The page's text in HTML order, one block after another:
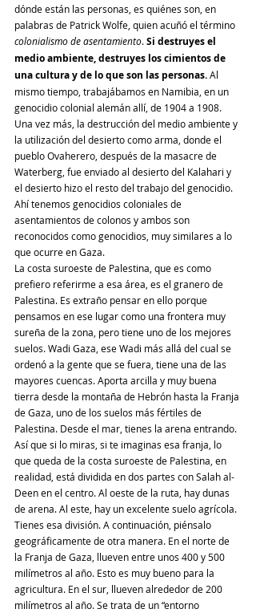
dónde están las personas, es quiénes son, en
palabras de Patrick Wolfe, quien acuñó el término
colonialismo de asentamiento. Si destruyes el
medio ambiente, destruyes los cimientos de
una cultura y de lo que son las personas. Al
mismo tiempo, trabajábamos en Namibia, en un
genocidio colonial alemán allí, de 1904 a 1908.
Una vez más, la destrucción del medio ambiente y
la utilización del desierto como arma, donde el
pueblo Ovaherero, después de la masacre de
Waterberg, fue enviado al desierto del Kalahari y
el desierto hizo el resto del trabajo del genocidio.
Ahí tenemos genocidios coloniales de
asentamientos de colonos y ambos son
reconocidos como genocidios, muy similares a lo
que ocurre en Gaza.
La costa suroeste de Palestina, que es como
prefiero referirme a esa área, es el granero de
Palestina. Es extraño pensar en ello porque
pensamos en ese lugar como una frontera muy
sureña de la zona, pero tiene uno de los mejores
suelos. Wadi Gaza, ese Wadi más allá del cual se
ordenó a la gente que se fuera, tiene una de las
mayores cuencas. Aporta arcilla y muy buena
tierra desde la montaña de Hebrón hasta la Franja
de Gaza, uno de los suelos más fértiles de
Palestina. Desde el mar, tienes la arena entrando.
Así que si lo miras, si te imaginas esa franja, lo
que queda de la costa suroeste de Palestina, en
realidad, está dividida en dos partes con Salah al-
Deen en el centro. Al oeste de la ruta, hay dunas
de arena. Al este, hay un excelente suelo agrícola.
Tienes esa división. A continuación, piénsalo
geográficamente de otra manera. En el norte de
la Franja de Gaza, llueven entre unos 400 y 500
milímetros al año. Esto es muy bueno para la
agricultura. En el sur, llueven alrededor de 200
milímetros al año. Se trata de un “entorno